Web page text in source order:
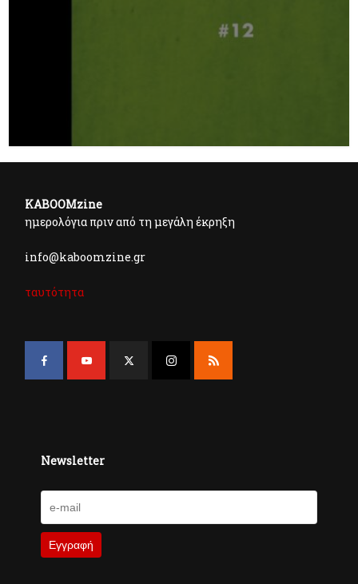
KABOOMzine
ημερολόγια πριν από τη μεγάλη έκρηξη
info@kaboomzine.gr
ταυτότητα
Newsletter